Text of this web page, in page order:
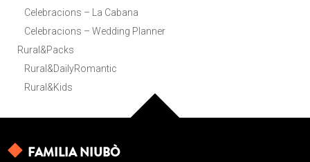
Celebracions – La Cabana
Celebracions – Wedding Planner
Rural&Packs
Rural&DailyRomantic
Rural&Kids
FAMILIA NIUBÒ